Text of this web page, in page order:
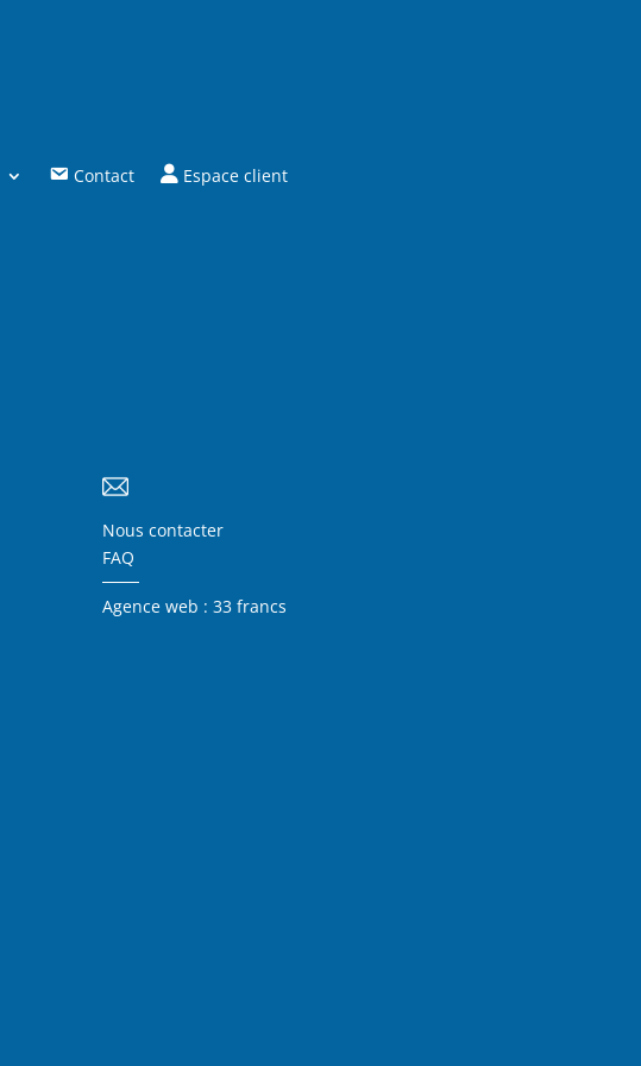
Contact Espace client
Nous contacter
FAQ
Agence web : 33 francs